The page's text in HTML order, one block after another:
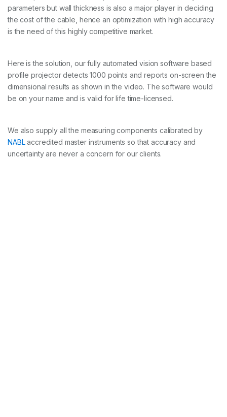
parameters but wall thickness is also a major player in deciding
the cost of the cable, hence an optimization with high accuracy
is the need of this highly competitive market.
Here is the solution, our fully automated vision software based
profile projector detects 1000 points and reports on-screen the
dimensional results as shown in the video. The software would
be on your name and is valid for life time-licensed.
We also supply all the measuring components calibrated by
NABLaccredited master instruments so that accuracy and
uncertainty are never a concern for our clients.